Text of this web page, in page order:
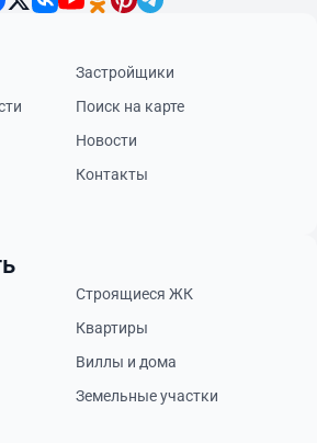
Застройщики
Поиск на карте
Новости
Контакты
Строящиеся ЖК
Квартиры
Виллы и дома
Земельные участки